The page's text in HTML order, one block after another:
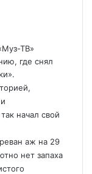
ТВ»
где снял
начал свой
аж на 29
нет запаха